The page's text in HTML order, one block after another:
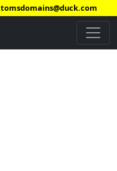
tomsdomains@duck.com